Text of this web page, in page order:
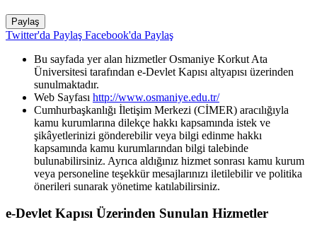
Paylaş
Twitter'da Paylaş Facebook'da Paylaş
Bu sayfada yer alan hizmetler Osmaniye Korkut Ata
Üniversitesi tarafından e-Devlet Kapısı altyapısı üzerinden
sunulmaktadır.
Web Sayfası http://www.osmaniye.edu.tr/
Cumhurbaşkanlığı İletişim Merkezi (CİMER) aracılığıyla
kamu kurumlarına dilekçe hakkı kapsamında istek ve
şikâyetlerinizi gönderebilir veya bilgi edinme hakkı
kapsamında kamu kurumlarından bilgi talebinde
bulunabilirsiniz. Ayrıca aldığınız hizmet sonrası kamu kurum
veya personeline teşekkür mesajlarınızı iletilebilir ve politika
önerileri sunarak yönetime katılabilirsiniz.
e-Devlet Kapısı Üzerinden Sunulan Hizmetler